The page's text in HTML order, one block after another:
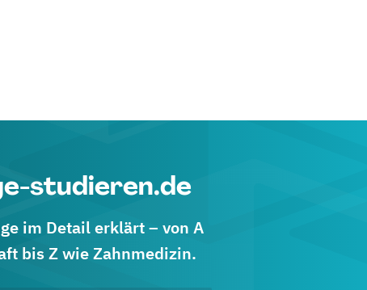
studieren.de
im Detail erklärt – von A
bis Z wie Zahnmedizin.